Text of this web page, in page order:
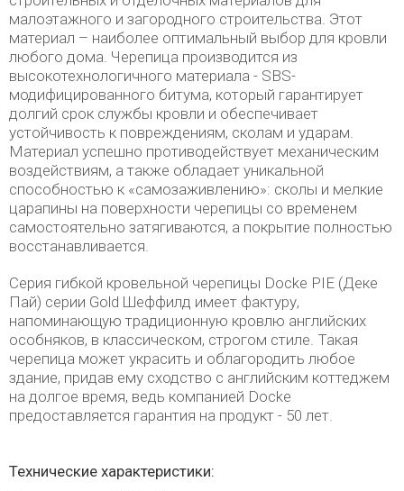
малоэтажного и загородного строительства. Этот
материал – наиболее оптимальный выбор для кровли
любого дома. Черепица производится из
высокотехнологичного материала - SBS-
модифицированного битума, который гарантирует
долгий срок службы кровли и обеспечивает
устойчивость к повреждениям, сколам и ударам.
Материал успешно противодействует механическим
воздействиям, а также обладает уникальной
способностью к «самозаживлению»: сколы и мелкие
царапины на поверхности черепицы со временем
самостоятельно затягиваются, а покрытие полностью
восстанавливается.
Серия гибкой кровельной черепицы Docke PIE (Деке
Пай) серии Gold Шеффилд имеет фактуру,
напоминающую традиционную кровлю английских
особняков, в классическом, строгом стиле. Такая
черепица может украсить и облагородить любое
здание, придав ему сходство с английским коттеджем
на долгое время, ведь компанией Docke
предоставляется гарантия на продукт - 50 лет.
Технические характеристики: